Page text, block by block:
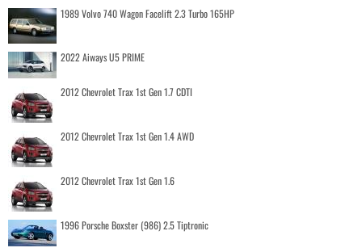
1989 Volvo 740 Wagon Facelift 2.3 Turbo 165HP
2022 Aiways U5 PRIME
2012 Chevrolet Trax 1st Gen 1.7 CDTI
2012 Chevrolet Trax 1st Gen 1.4 AWD
2012 Chevrolet Trax 1st Gen 1.6
1996 Porsche Boxster (986) 2.5 Tiptronic